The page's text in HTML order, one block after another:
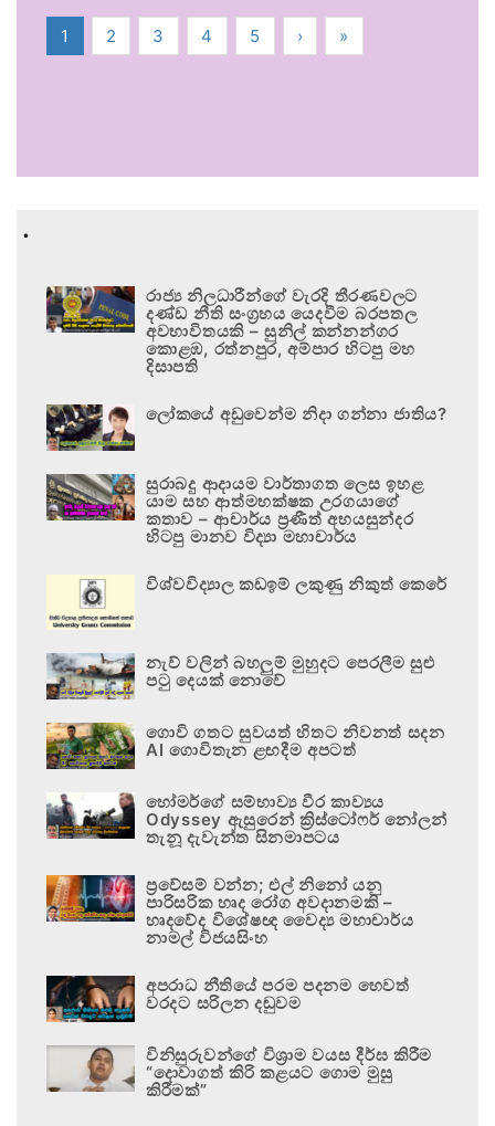
1 2 3 4 5 › »
.
රාජ්‍ය නිලධාරීන්ගේ වැරදි තීරණවලට
දණ්ඩ නීති සංග්‍රහය යෙදවීම බරපතල
අවභාවිතයකි – සුනිල් කන්නන්ගර
කොළඹ, රත්නපුර, අම්පාර හිටපු මහ
දිසාපති
ලෝකයේ අඩුවෙන්ම නිදා ගන්නා ජාතිය?
සුරාබදු ආදායම වාර්තාගත ලෙස ඉහළ
යාම සහ ආත්මභක්ෂක උරගයාගේ
කතාව – ආචාර්ය ප්‍රණීත් අභයසුන්දර
හිටපු මානව විද්‍යා මහාචාර්ය
විශ්වවිද්‍යාල කඩඉම් ලකුණු නිකුත් කෙරේ
නැව් වලින් බහලුම් මුහුදට පෙරලීම සුළු
පටු දෙයක් නොවේ
ගොවි ගතට සුවයත් හිතට නිවනත් සදන
AI ගොවිතැන ළඟදීම අපටත්
හෝමර්ගේ සම්භාව්‍ය වීර කාව්‍යය
Odyssey ඇසුරෙන් ක්‍රිස්ටෝෆර් නෝලන්
තැනූ දැවැන්ත සිනමාපටය
ප්‍රවේසම් වන්න; එල් නිනෝ යනු
පාරිසරික හෘද රෝග අවදානමකි –
හෘදවේද විශේෂඥ වෛද්‍ය මහාචාර්ය
නාමල් විජයසිංහ
අපරාධ නීතියේ පරම පදනම හෙවත්
වරදට සරිලන දඬුවම
විනිසුරුවන්ගේ විශ්‍රාම වයස දීර්ඝ කිරීම
“දොවාගත් කිරි කළයට ගොම මුසු
කිරීමක්”